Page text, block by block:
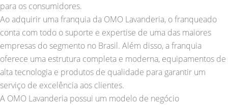
para os consumidores.
Ao adquirir uma franquia da OMO Lavanderia, o franqueado
conta com todo o suporte e expertise de uma das maiores
empresas do segmento no Brasil. Além disso, a franquia
oferece uma estrutura completa e moderna, equipamentos de
alta tecnologia e produtos de qualidade para garantir um
serviço de excelência aos clientes.
A OMO Lavanderia possui um modelo de negócio